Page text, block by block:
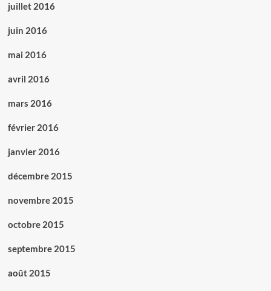
juillet 2016
juin 2016
mai 2016
avril 2016
mars 2016
février 2016
janvier 2016
décembre 2015
novembre 2015
octobre 2015
septembre 2015
août 2015